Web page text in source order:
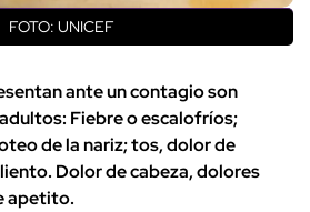
FOTO: UNICEF
ante un contagio son
Fiebre o escalofríos;
de la nariz; tos, dolor de
Dolor de cabeza, dolores
apetito.